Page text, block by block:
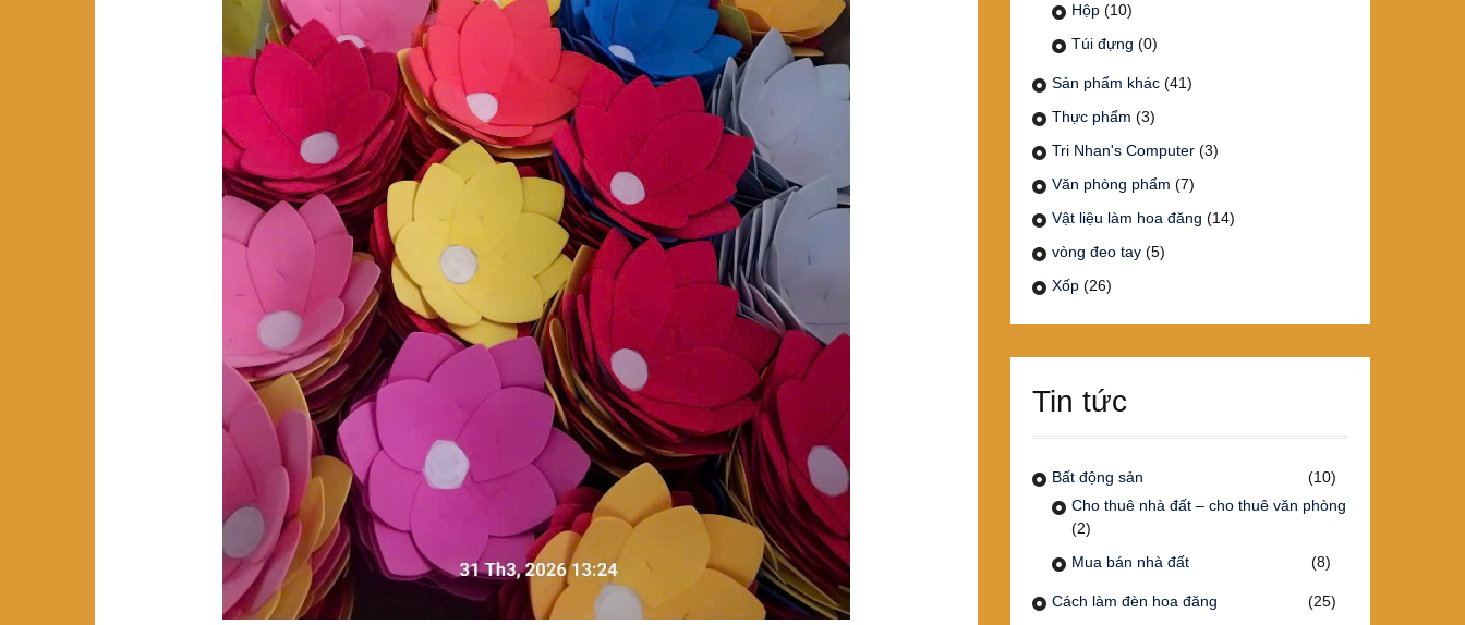
Hộp (10)
Túi đựng (0)
Sản phẩm khác (41)
Thực phẩm (3)
Tri Nhan's Computer (3)
Văn phòng phẩm (7)
Vật liệu làm hoa đăng (14)
vòng đeo tay (5)
Xốp (26)
Tin tức
Bất động sản
(10)
Cho thuê nhà đất – cho thuê văn phòng
(2)
Mua bán nhà đất
(8)
Cách làm đèn hoa đăng
(25)